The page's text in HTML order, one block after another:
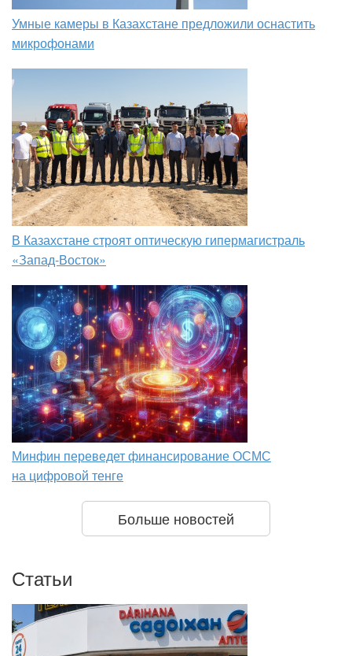
Умные камеры в Казахстане предложили оснастить
микрофонами
В Казахстане строят оптическую гипермагистраль
«Запад-Восток»
Минфин переведет финансирование ОСМС
на цифровой тенге
Больше новостей
Статьи